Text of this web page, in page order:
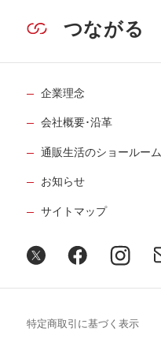
つながる
企業理念
会社概要･沿革
通販生活のショールーム
お知らせ
サイトマップ
特定商取引に基づく表示